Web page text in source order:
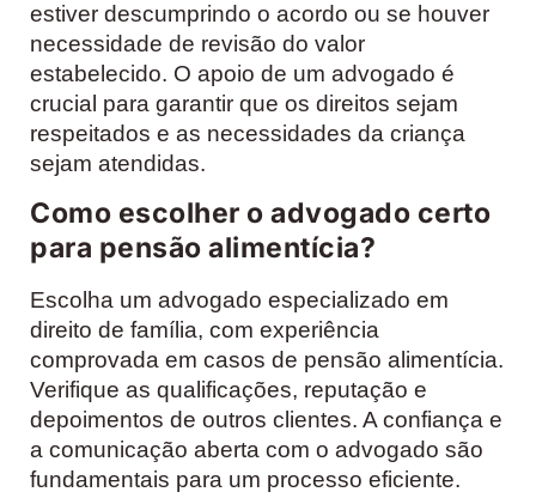
estiver descumprindo o acordo ou se houver
necessidade de revisão do valor
estabelecido. O apoio de um advogado é
crucial para garantir que os direitos sejam
respeitados e as necessidades da criança
sejam atendidas.
Como escolher o advogado certo
para pensão alimentícia?
Escolha um advogado especializado em
direito de família, com experiência
comprovada em casos de pensão alimentícia.
Verifique as qualificações, reputação e
depoimentos de outros clientes. A confiança e
a comunicação aberta com o advogado são
fundamentais para um processo eficiente.